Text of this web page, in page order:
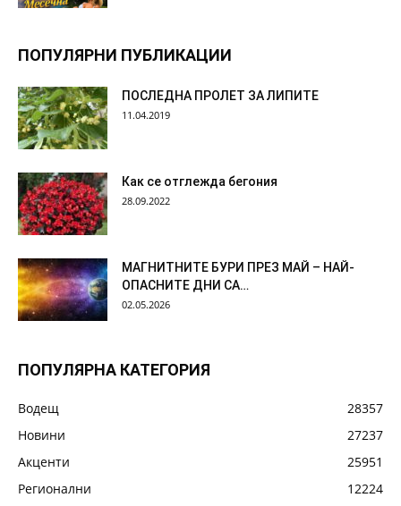
ПОПУЛЯРНИ ПУБЛИКАЦИИ
ПОСЛЕДНА ПРОЛЕТ ЗА ЛИПИТЕ
11.04.2019
Как се отглежда бегония
28.09.2022
МАГНИТНИТЕ БУРИ ПРЕЗ МАЙ – НАЙ-
ОПАСНИТЕ ДНИ СА…
02.05.2026
ПОПУЛЯРНА КАТЕГОРИЯ
Водещ
28357
Новини
27237
Акценти
25951
Регионални
12224